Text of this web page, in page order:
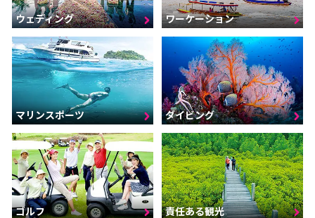
ウェディング ワーケーション
マリンスポーツ ダイビング
ゴルフ 責任ある観光